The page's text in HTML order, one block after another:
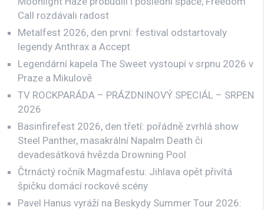
Call rozdávali radost
Metalfest 2026, den první: festival odstartovaly
legendy Anthrax a Accept
Legendární kapela The Sweet vystoupí v srpnu 2026 v
Praze a Mikulově
TV ROCKPARÁDA – PRÁZDNINOVÝ SPECIÁL – SRPEN
2026
Basinfirefest 2026, den třetí: pořádně zvrhlá show
Steel Panther, masakrální Napalm Death či
devadesátková hvězda Drowning Pool
Čtrnáctý ročník Magmafestu: Jihlava opět přivítá
špičku domácí rockové scény
Pavel Hanus vyráží na Beskydy Summer Tour 2026: